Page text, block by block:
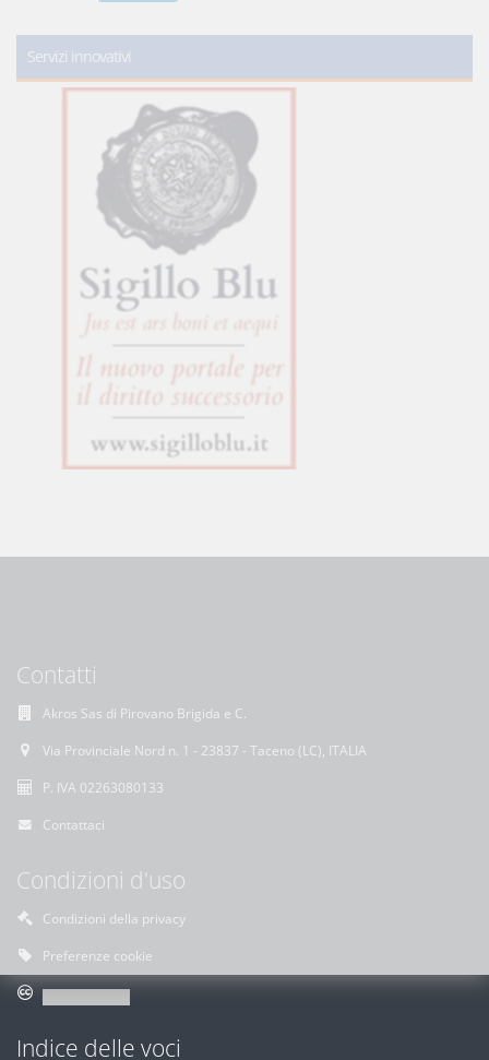
Servizi innovativi
Contatti
Akros Sas di Pirovano Brigida e C.
Via Provinciale Nord n. 1 - 23837 - Taceno (LC), ITALIA
P. IVA 02263080133
Contattaci
Condizioni d'uso
Condizioni della privacy
Preferenze cookie
Indice delle voci